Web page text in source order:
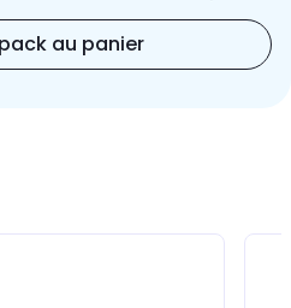
au panier